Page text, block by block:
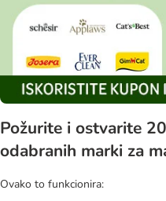
Požurite i ostvarite
odabranih marki za
Ovako to funkcionira: